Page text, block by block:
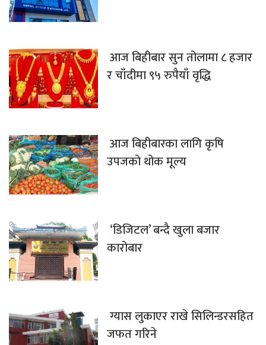
आज बिहीबार सुन तोलामा ८ हजार
र चाँदीमा ९५ रुपैयाँ वृद्धि
आज बिहीबारका लागि कृषि
उपजको थोक मूल्य
‘डिजिटल’ बन्दै खुला बजार
कारोबार
ग्यास लुकाएर राखे सिलिन्डरसहित
जफत गरिने